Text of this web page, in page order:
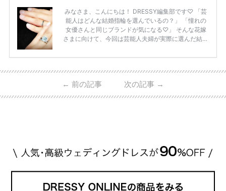
みなさま、こんにちは！ DRESSY編集部です♡ 「芸
能人はどんな結婚指輪を選んでいるの？」 「憧れの
女優さんと同じブランドが気になる♡」 そんな花嫁
さまに向けて、今回は芸能人夫婦が実際に選んだ結婚
ーウィンストンやカルティエ、ティファニーなど世界
日本で人気のブランドまで幅広くご紹介。 さらに、
・愛用している芸能人夫婦 ・リングの特徴や魅力 ・
← 前の記事 次の記事 →